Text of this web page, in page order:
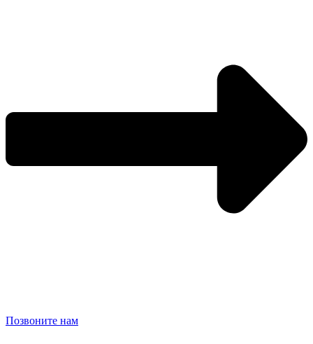
Позвоните нам